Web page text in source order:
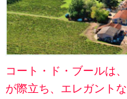
コート・ド・ブールは
が際立ち、エレガント